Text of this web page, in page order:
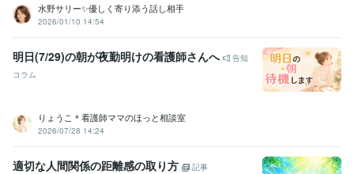
水野サリー✨優しく寄り添う話し相手
2026/01/10 14:54
明日(7/29)の朝が夜勤明けの看護師さんへ
告知
コラム
りょうこ＊看護師ママのほっと相談室
2026/07/28 14:24
適切な人間関係の距離感の取り方
記事